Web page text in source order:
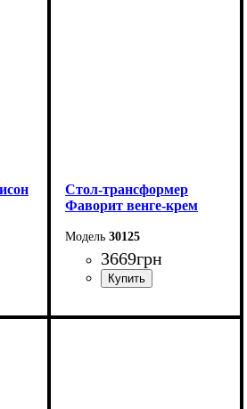
Стол-трансформер
Фаворит венге-крем
30125
3669грн
Длина: 81,5 (+81,5) см